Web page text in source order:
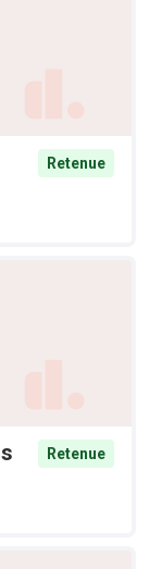
Retenue
Retenue